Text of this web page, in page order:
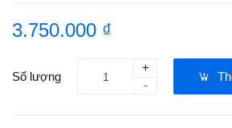
3.750.000 ₫
Số lượng
+
-